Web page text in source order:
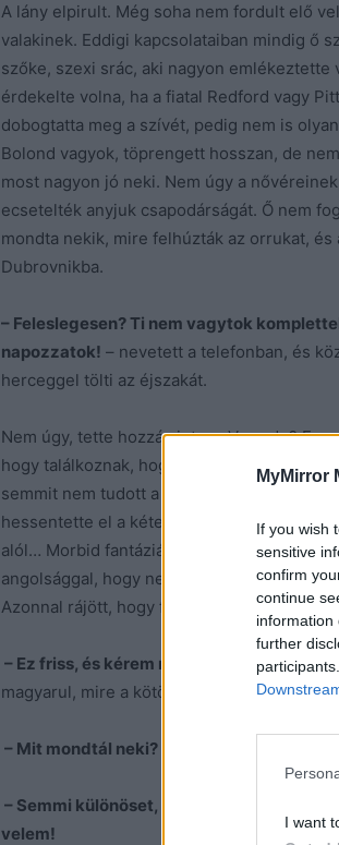
MyMirror
If you wish
sensitive
confirm
continue
information
further
I want
A lány elpirult. Még soha nem fordult elő
valakinek. Eddigi kapcsolataiban mindig ő
szőke, szexi srác, aki nagyon
érdekelte volna, ha a fiatal Redford vagy
dobogtatta meg a szívét, pedig nem is
Bolond vagyok, töprengett hosszan, de
most nagyon jó neki. Nem úgy a
ecsetelték anyjuk csapodárságát. Ő nem
mondta nekik, mire felhúzták az orrukat,
Dubrovnikba.
– Feleslegesen? Ti nem vagytok
napozzatok! – nevetett a telefonban, és
herceggel tölti az éjszakát.
Nem úgy, tette hozzá sietve…Vagy de? Ez
hogy találkoznak, hogy a szemébe nézhet
semmit nem tudott a fiúról. Még az is lehet,
hessentette el a kételyt, hogy azok
alól… Morbid fantáziálásából egy
angolsággal, hogy nem szereti a kemény
Azonnal rájött, hogy földivel van dolga.
– Ez friss, és kérem ne mondja, hogy
magyarul, mire a kötözködő
– Mit mondtál neki?
– Semmi különöset, csak tudtára adtam,
velem!